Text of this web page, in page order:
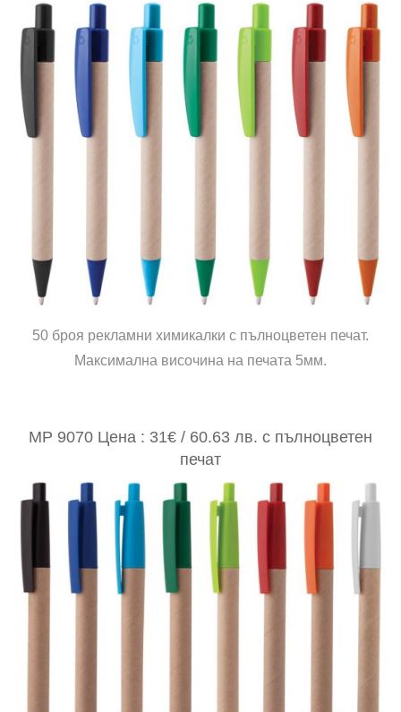
50 броя рекламни химикалки с пълноцветен печат.
Максимална височина на печата 5мм.
MP 9070 Цена : 31€ / 60.63 лв. с пълноцветен
печат